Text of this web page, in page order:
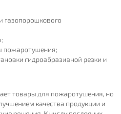
газопорошкового
пожаротушения;
гидроабразивной резки и
товары для пожаротушения, но
качества продукции и